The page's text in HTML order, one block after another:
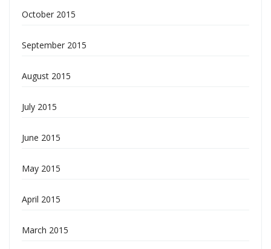
October 2015
September 2015
August 2015
July 2015
June 2015
May 2015
April 2015
March 2015